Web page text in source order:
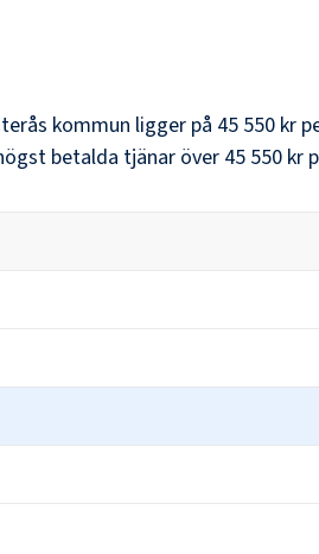
kommun ligger på 45 550 kr
betalda tjänar över45 550 kr